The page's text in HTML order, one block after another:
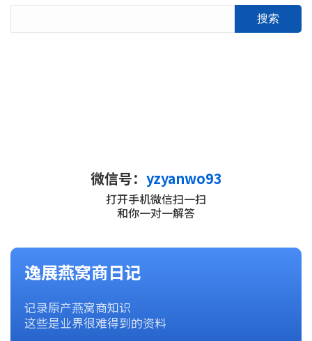
搜索
微信号： yzyanwo93
打开手机微信扫一扫
和你一对一解答
逸展燕窝商日记
记录原产燕窝商知识
这些是业界很难得到的资料